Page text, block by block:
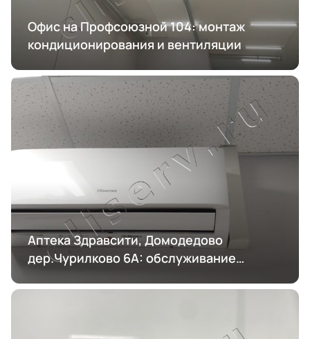
Офис на Профсоюзной 104: монтаж
кондиционирования и вентиляции
Аптека Здравсити, Домодедово
дер.Чурилково 6А: обслуживание